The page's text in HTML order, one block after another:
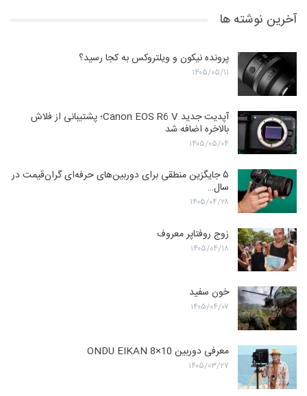
آخرین نوشته ها
پرونده نیکون و ویلتروکس به کجا رسید؟
۱۴۰۵/۰۵/۱۱
آپدیت جدید Canon EOS R6 V؛ پشتیبانی از فلاش
بالاخره اضافه شد
۱۴۰۵/۰۵/۰۴
۵ جایگزین منطقی برای دوربین‌های حرفه‌ای گران‌قیمت در
سال…
۱۴۰۵/۰۴/۲۸
زوج روفتاپر معروف
۱۴۰۵/۰۴/۱۸
خون سفید
۱۴۰۵/۰۴/۰۷
معرفی دوربین ONDU EIKAN 8×10
۱۴۰۵/۰۳/۲۷